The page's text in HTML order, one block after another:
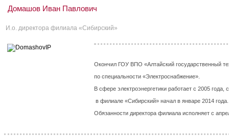
Домашов Иван Павлович
И.о. директора филиала «Сибирский»
Окончил ГОУ ВПО «Алтайский государственный
по специальности «Электроснабжение».
В сфере электроэнергетики работает с 2005 года,
в филиале «Сибирский» начал в январе 2014 года.
Обязанности директора филиала исполняет с